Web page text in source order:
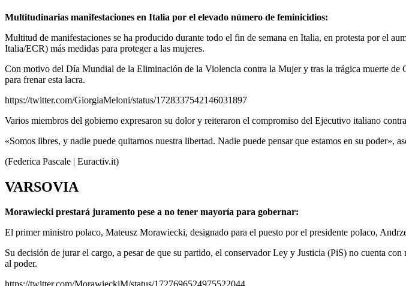
Multitudinarias manifestaciones en Italia por el elevado número de feminicidios:
Multitud de manifestaciones se ha producido durante todo el fin de semana en Italia, en protesta por el
Italia/ECR) más medidas para proteger a las mujeres.
Con motivo del Día Mundial de la Eliminación de la Violencia contra la Mujer y tras la trágica muerte
para frenar esta lacra.
https://twitter.com/GiorgiaMeloni/status/1728337542146031897
Varios miembros del gobierno expresaron su dolor y reiteraron el compromiso del Ejecutivo italiano
«Somos libres, y nadie puede quitarnos nuestra libertad. Nadie puede pensar que estamos en su poder»,
(Federica Pascale | Euractiv.it)
VARSOVIA
Morawiecki prestará juramento pese a no tener mayoría para gobernar:
El primer ministro polaco, Mateusz Morawiecki, designado para el puesto por el presidente polaco,
Su decisión de jurar el cargo, a pesar de que su partido, el conservador Ley y Justicia (PiS) no cuenta
al poder.